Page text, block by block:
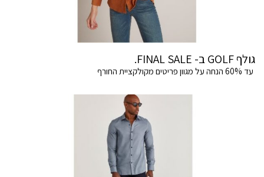
גולף GOLF ב- FINAL SALE.
עד 60% הנחה על מגוון פריטים מקולקציית החורף